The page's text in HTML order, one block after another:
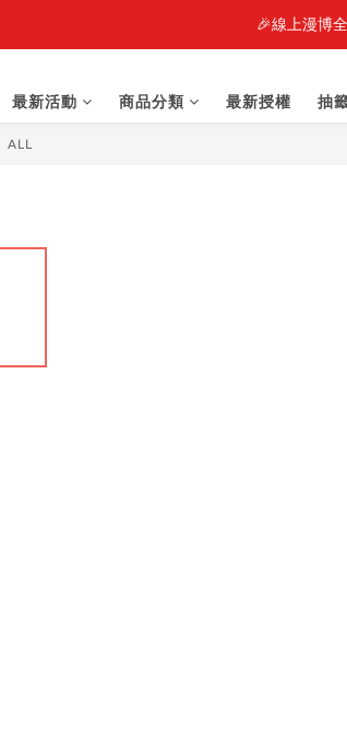
【轉生史萊姆】
🎉線上漫博
最新活動 商品分類 最新授權 抽
ALL